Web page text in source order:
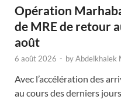
Opération
de MRE de retour
août
6 août 2026 - byAbdelkhalek
Avec l’accélération des
au cours des derniers